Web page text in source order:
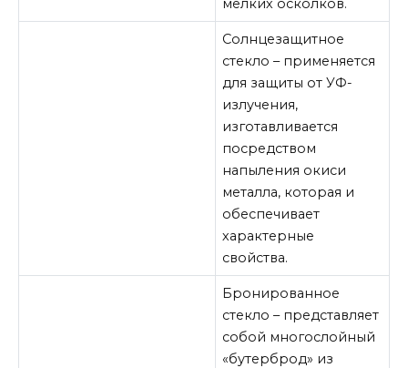
мелких осколков.
Солнцезащитное
стекло – применяется
для защиты от УФ-
излучения,
изготавливается
посредством
напыления окиси
металла, которая и
обеспечивает
характерные
свойства.
Бронированное
стекло – представляет
собой многослойный
«бутерброд» из